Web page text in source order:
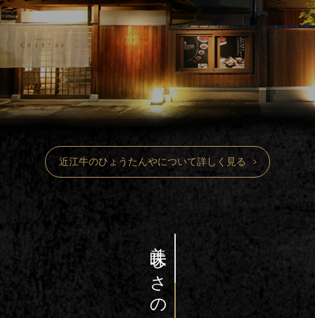
近江牛のひょうたんやについて詳しく見る
美味しさの秘密